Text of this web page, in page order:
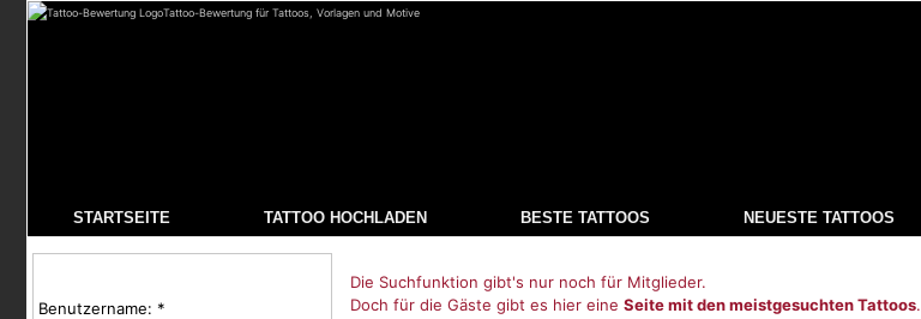
Tattoo-Bewertung für Tattoos, Vorlagen und Motive
STARTSEITE TATTOO HOCHLADEN BESTE TATTOOS NEUESTE TATTOOS
Benutzername: *
Die Suchfunktion gibt's nur noch für Mitglieder.
Doch für die Gäste gibt es hier eine Seite mit den meistgesuchten Tattoos.